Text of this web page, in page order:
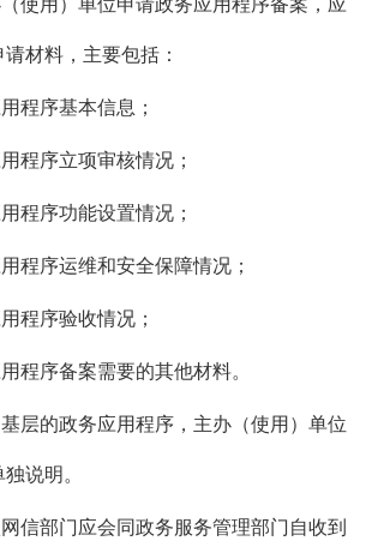
使用）单位申请政务应用程序备案，应
材料，主要包括：
程序基本信息；
程序立项审核情况；
程序功能设置情况；
程序运维和安全保障情况；
程序验收情况；
程序备案需要的其他材料。
层的政务应用程序，主办（使用）单位
说明。
信部门应会同政务服务管理部门自收到